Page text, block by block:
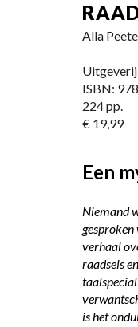
Alla
Uitgeverij
ISBN:
224 pp.
€ 19,99
Een
Niemand
gesproken
verhaal
raadsels
is het